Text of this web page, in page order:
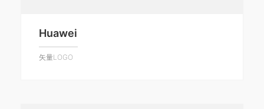
Huawei
矢量LOGO